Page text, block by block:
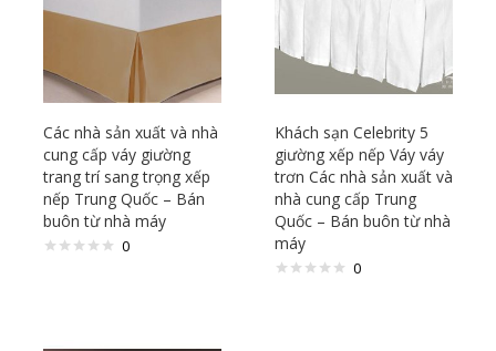
Lost password?
Các nhà sản xuất và nhà
cung cấp váy giường
trang trí sang trọng xếp
nếp Trung Quốc – Bán
buôn từ nhà máy
0
Khách sạn Celebrity 5
giường xếp nếp Váy váy
trơn Các nhà sản xuất và
nhà cung cấp Trung
Quốc – Bán buôn từ nhà
máy
0